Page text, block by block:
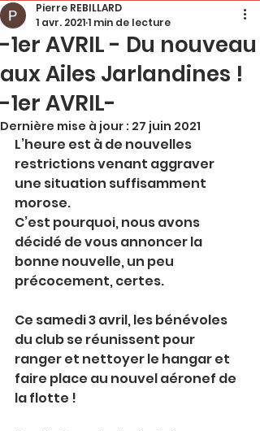
-1er AVRIL - Du nouveau
aux Ailes Jarlandines !
-1er AVRIL-
Pierre REBILLARD
1 avr. 20211 min de lecture
Dernière mise à jour : 27 juin 2021
L’heure est à de nouvelles
restrictions venant aggraver
une situation suffisamment
morose.
C’est pourquoi, nous avons
décidé de vous annoncer la
bonne nouvelle, un peu
précocement, certes.
Ce samedi 3 avril, les bénévoles
du club se réunissent pour
ranger et nettoyer le hangar et
faire place au nouvel aéronef de
la flotte !